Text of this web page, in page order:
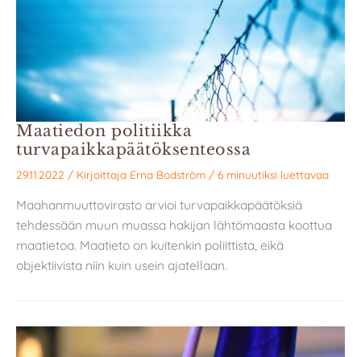
Maatiedon politiikka
turvapaikkapäätöksenteossa
29.11.2022 / Kirjoittaja Erna Bodström / 6 minuutiksi luettavaa
Maahanmuuttovirasto arvioi turvapaikkapäätöksiä
tehdessään muun muassa hakijan lähtömaasta koottua
maatietoa. Maatieto on kuitenkin poliittista, eikä
objektiivista niin kuin usein ajatellaan.